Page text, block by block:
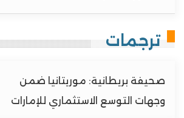
ترجمات
صحيفة بريطانية: موريتانيا ضمن
وجهات التوسع الاستثماري للإمارات